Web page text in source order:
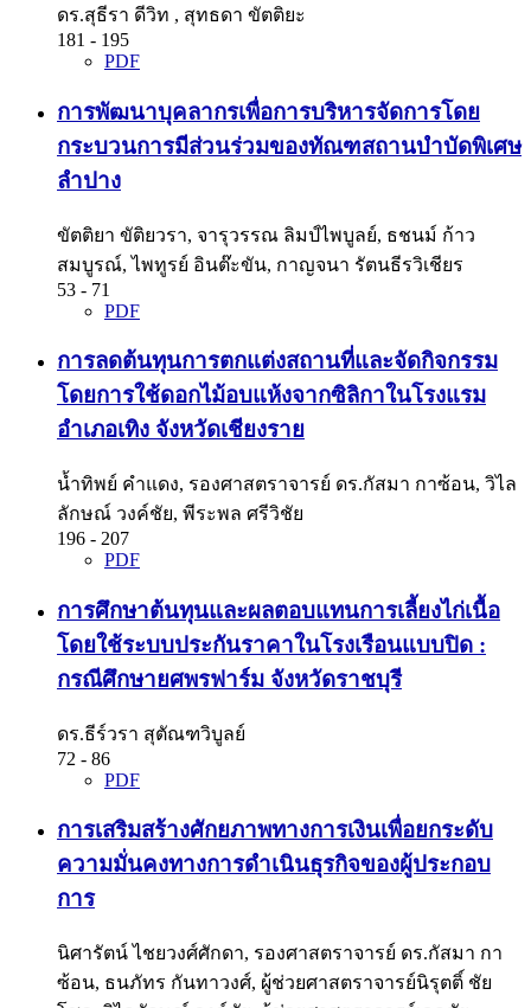
ดร.สุธีรา ดีวิท , สุทธดา ขัตติยะ
181 - 195
PDF
การพัฒนาบุคลากรเพื่อการบริหารจัดการโดย
กระบวนการมีส่วนร่วมของทัณฑสถานบำบัดพิเศษ
ลำปาง
ขัตติยา ขัติยวรา, จารุวรรณ ลิมป์ไพบูลย์, ธชนม์ ก้าว
สมบูรณ์, ไพทูรย์ อินต๊ะขัน, กาญจนา รัตนธีรวิเชียร
53 - 71
PDF
การลดต้นทุนการตกแต่งสถานที่และจัดกิจกรรม
โดยการใช้ดอกไม้อบแห้งจากซิลิกาในโรงแรม
อำเภอเทิง จังหวัดเชียงราย
น้ำทิพย์ คำแดง, รองศาสตราจารย์ ดร.กัสมา กาซ้อน, วิไล
ลักษณ์ วงค์ชัย, พีระพล ศรีวิชัย
196 - 207
PDF
การศึกษาต้นทุนและผลตอบแทนการเลี้ยงไก่เนื้อ
โดยใช้ระบบประกันราคาในโรงเรือนแบบปิด :
กรณีศึกษายศพรฟาร์ม จังหวัดราชบุรี
ดร.ธีร์วรา สุตัณฑวิบูลย์
72 - 86
PDF
การเสริมสร้างศักยภาพทางการเงินเพื่อยกระดับ
ความมั่นคงทางการดำเนินธุรกิจของผู้ประกอบ
การ
นิศารัตน์ ไชยวงศ์ศักดา, รองศาสตราจารย์ ดร.กัสมา กา
ซ้อน, ธนภัทร กันทาวงศ์, ผู้ช่วยศาสตราจารย์นิรุตติ์ ชัย